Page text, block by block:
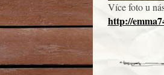
Více foto u
http://